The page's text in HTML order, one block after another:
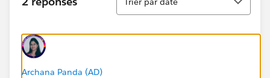
Archana Panda (AD)